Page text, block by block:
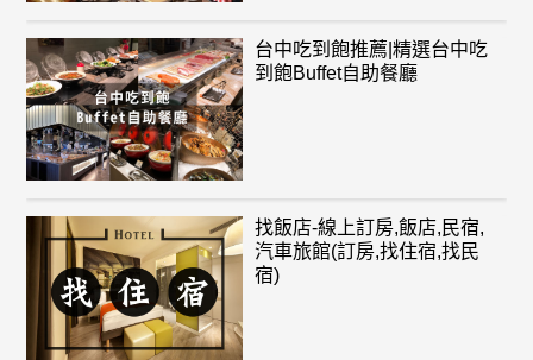
台中吃到飽推薦|精選台中吃
到飽Buffet自助餐廳
找飯店-線上訂房,飯店,民宿,
汽車旅館(訂房,找住宿,找民
宿)